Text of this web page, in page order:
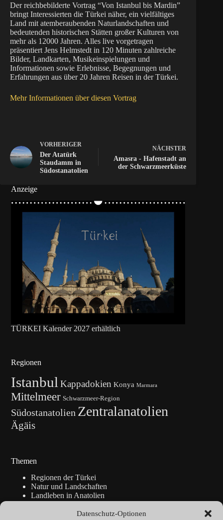
Datenschutz-Optionen
Der reichbebilderte Vortrag “Von Istanbul bis Mardin”
bringt Interessierten die Türkei näher, ein vielfältiges
Land mit atemberaubenden Naturlandschaften und
bedeutenden historischen Stätten großer Kulturen von
mehr als 12000 Jahren. Alles live vorgetragen
präsentiert Jens Helmstedt in 120 Minuten zahlreiche
Bilder, Landkarten, Musikeinspielungen und
Informationen sowie Erlebnisse, Begegnungen und
Erfahrungen aus über 20 Jahren Reisen in der Türkei.
Mehr Informationen über diesen Vortrag
VORHERIGER
Der Atatürk
Staudamm in
Südostanatolien
NÄCHSTER
Amasra - Hafenstadt an
der Schwarzmeerküste
Anzeige
TÜRKEI Kalender 2027 erhältlich
Regionen
Istanbul Kappadokien Konya Marmara
Mittelmeer Schwarzmeer-Region
Südostanatolien Zentralanatolien
Ägäis
Themen
Regionen der Türkei
Natur und Landschaften
Landleben in Anatolien